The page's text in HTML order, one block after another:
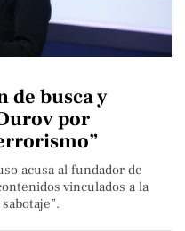
de busca y
por
acusa al fundador de
vinculados a la